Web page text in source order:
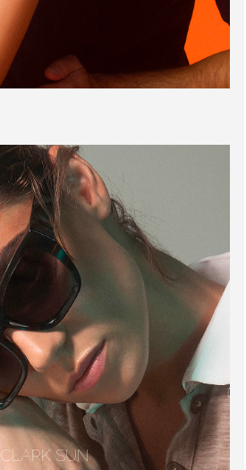
CLARK SUN